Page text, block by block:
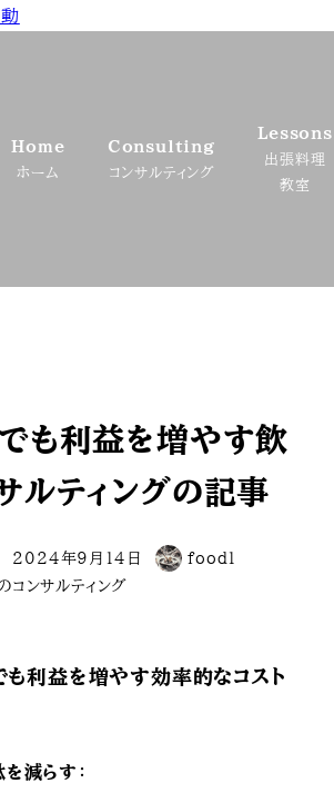
Home
ホーム
Consulting
コンサルティング
Lessons
出張料理
教室
も利益を増やす飲
ルティングの記事
2024年9月14日
著
food1
コンサルティング
も利益を増やす効率的なコスト
減らす ：